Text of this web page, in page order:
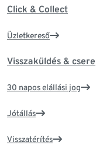
Click & Collect
Üzletkereső
Visszaküldés & csere
30 napos elállási jog
Jótállás
Visszatérítés